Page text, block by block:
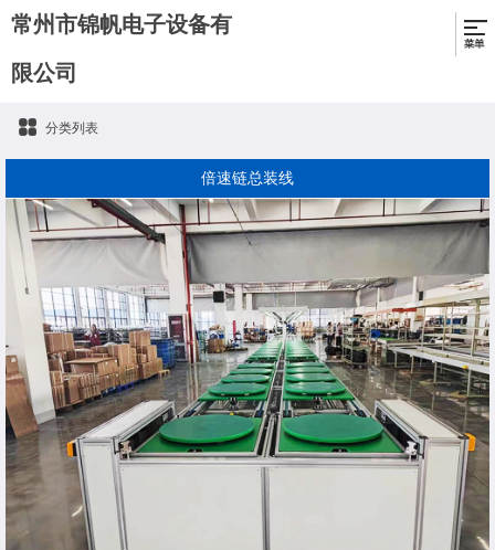
常州市锦帆电子设备有
限公司
分类列表
倍速链总装线